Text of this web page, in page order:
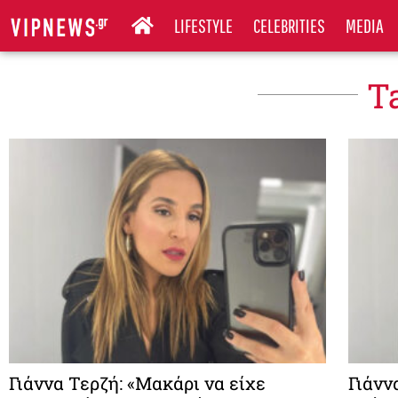
LIFESTYLE CELEBRITIES MEDIA
Γιάννα Τερζή: «Μακάρι να είχε